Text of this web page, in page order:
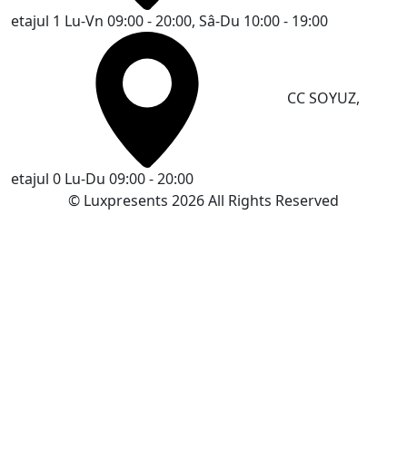
etajul 1 Lu-Vn 09:00 - 20:00, Sâ-Du 10:00 - 19:00
CC SOYUZ,
etajul 0 Lu-Du 09:00 - 20:00
© Luxpresents 2026 All Rights Reserved